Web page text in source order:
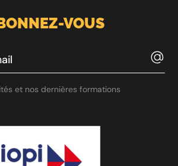
VOUS
et nos dernières formations